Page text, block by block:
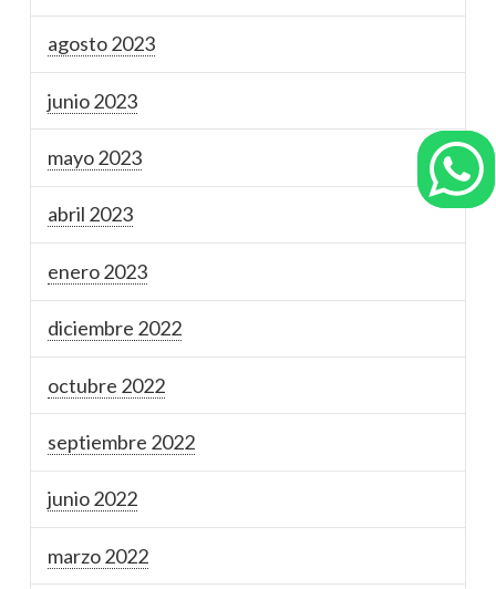
agosto 2023
junio 2023
mayo 2023
abril 2023
enero 2023
diciembre 2022
octubre 2022
septiembre 2022
junio 2022
marzo 2022